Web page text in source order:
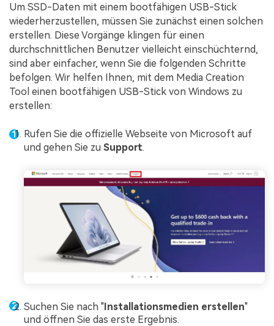
Um SSD-Daten mit einem bootfähigen USB-Stick
wiederherzustellen, müssen Sie zunächst einen solchen
erstellen. Diese Vorgänge klingen für einen
durchschnittlichen Benutzer vielleicht einschüchternd,
sind aber einfacher, wenn Sie die folgenden Schritte
befolgen. Wir helfen Ihnen, mit dem Media Creation
Tool einen bootfähigen USB-Stick von Windows zu
erstellen:
Rufen Sie die offizielle Webseite von Microsoft auf
und gehen Sie zu Support.
Suchen Sie nach "Installationsmedien erstellen"
und öffnen Sie das erste Ergebnis.